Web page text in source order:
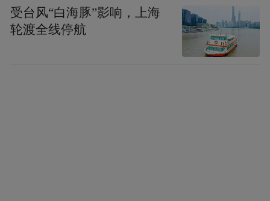
受台风“白海豚”影响，上海
轮渡全线停航